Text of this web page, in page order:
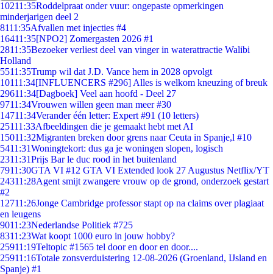
10211:35Roddelpraat onder vuur: ongepaste opmerkingen
minderjarigen deel 2
8111:35Afvallen met injecties #4
16411:35[NPO2] Zomergasten 2026 #1
2811:35Bezoeker verliest deel van vinger in waterattractie Walibi
Holland
5511:35Trump wil dat J.D. Vance hem in 2028 opvolgt
10111:34[INFLUENCERS #296] Alles is welkom kneuzing of breuk
29611:34[Dagboek] Veel aan hoofd - Deel 27
9711:34Vrouwen willen geen man meer #30
14711:34Verander één letter: Expert #91 (10 letters)
25111:33Afbeeldingen die je gemaakt hebt met AI
15011:32Migranten breken door grens naar Ceuta in Spanje,l #10
5411:31Woningtekort: dus ga je woningen slopen, logisch
2311:31Prijs Bar le duc rood in het buitenland
7911:30GTA VI #12 GTA VI Extended look 27 Augustus Netflix/YT
24311:28Agent smijt zwangere vrouw op de grond, onderzoek gestart
#2
12711:26Jonge Cambridge professor stapt op na claims over plagiaat
en leugens
9011:23Nederlandse Politiek #725
8311:23Wat koopt 1000 euro in jouw hobby?
25911:19Teltopic #1565 tel door en door en door....
25911:16Totale zonsverduistering 12-08-2026 (Groenland, IJsland en
Spanje) #1